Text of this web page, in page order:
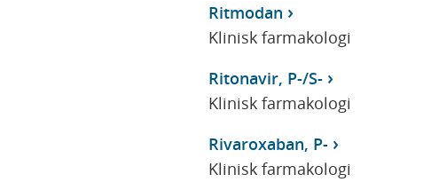
Ritmodan
Klinisk farmakologi
Ritonavir, P-/S-
Klinisk farmakologi
Rivaroxaban, P-
Klinisk farmakologi